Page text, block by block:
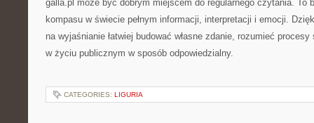
galla.pl może być dobrym miejscem do regularnego czytania. To
kompasu w świecie pełnym informacji, interpretacji i emocji.
na wyjaśnianie łatwiej budować własne zdanie, rozumieć
w życiu publicznym w sposób odpowiedzialny.
CATEGORIES: LIGURIA